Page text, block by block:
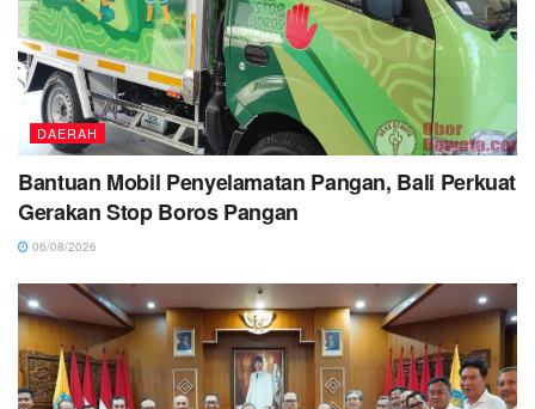
DAERAH
Bantuan Mobil Penyelamatan Pangan, Bali Perkuat
Gerakan Stop Boros Pangan
06/08/2026